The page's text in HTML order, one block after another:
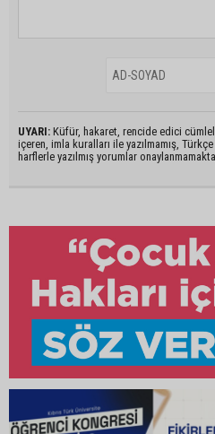
UYARI: Küfür, hakaret, rencide edici
içeren, imla kuralları ile yazılmamış,
harflerle yazılmış yorumlar